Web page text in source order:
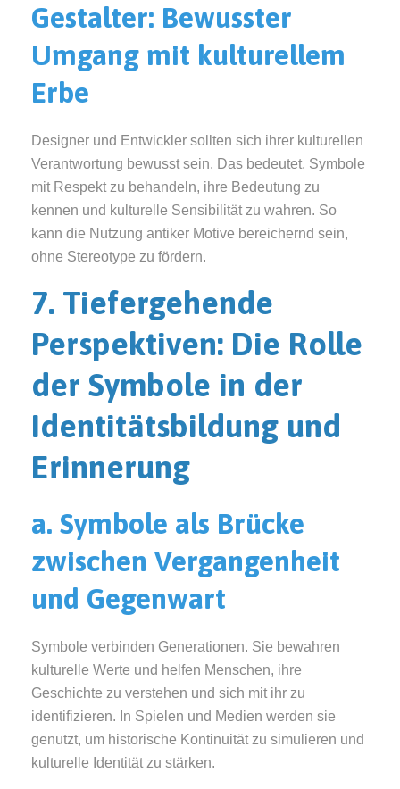
Gestalter: Bewusster
Umgang mit kulturellem
Erbe
Designer und Entwickler sollten sich ihrer kulturellen
Verantwortung bewusst sein. Das bedeutet, Symbole
mit Respekt zu behandeln, ihre Bedeutung zu
kennen und kulturelle Sensibilität zu wahren. So
kann die Nutzung antiker Motive bereichernd sein,
ohne Stereotype zu fördern.
7. Tiefergehende
Perspektiven: Die Rolle
der Symbole in der
Identitätsbildung und
Erinnerung
a. Symbole als Brücke
zwischen Vergangenheit
und Gegenwart
Symbole verbinden Generationen. Sie bewahren
kulturelle Werte und helfen Menschen, ihre
Geschichte zu verstehen und sich mit ihr zu
identifizieren. In Spielen und Medien werden sie
genutzt, um historische Kontinuität zu simulieren und
kulturelle Identität zu stärken.